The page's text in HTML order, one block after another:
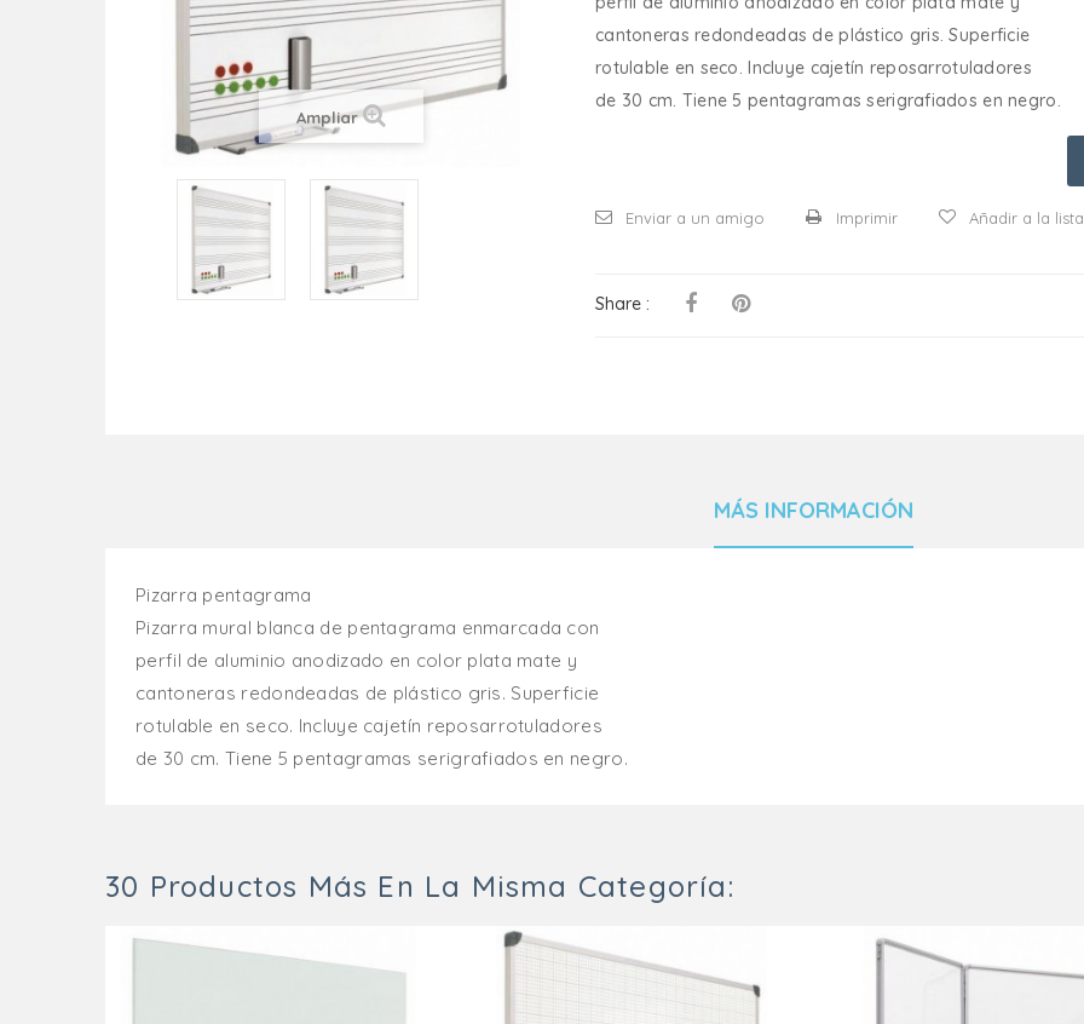
Ampliar
cantoneras redondeadas de plástico gris. Superficie
rotulable en seco. Incluye cajetín reposarrotuladores
de 30 cm. Tiene 5 pentagramas serigrafiados en negro.
Enviar a un amigo Imprimir Añadir a la
Share :
MÁS INFORMACIÓN
Pizarra pentagrama
Pizarra mural blanca de pentagrama enmarcada con
perfil de aluminio anodizado en color plata mate y
cantoneras redondeadas de plástico gris. Superficie
rotulable en seco. Incluye cajetín reposarrotuladores
de 30 cm. Tiene 5 pentagramas serigrafiados en negro.
30 Productos Más En La Misma Categoría: